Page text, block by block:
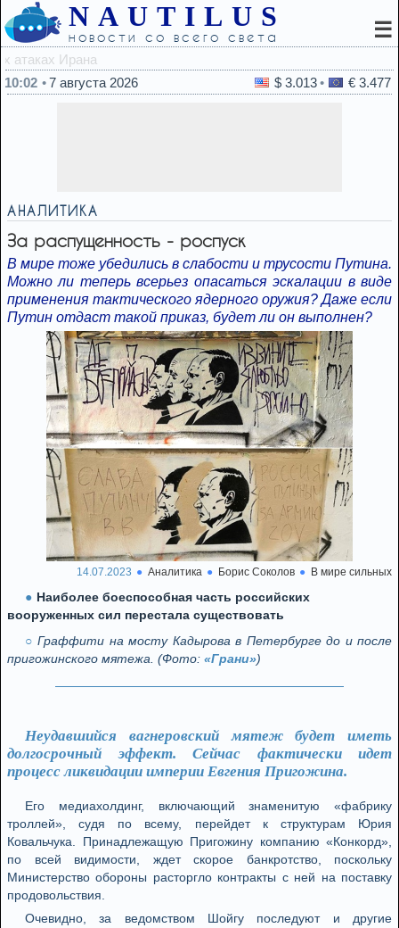
NAUTILUS
новости со всего света ☰
10:02
7 августа 2026 $ 3.013 € 3.477
АНАЛИТИКА
За распущенность - роспуск
В мире тоже убедились в слабости и трусости Путина.
Можно ли теперь всерьез опасаться эскалации в виде
применения тактического ядерного оружия? Даже если
Путин отдаст такой приказ, будет ли он выполнен?
14.07.2023 Аналитика Борис Соколов В мире сильных
Наиболее боеспособная часть российских
вооруженных сил перестала существовать
Граффити на мосту Кадырова в Петербурге до и после
пригожинского мятежа. (Фото: «Грани»)
Неудавшийся вагнеровский мятеж будет иметь
долгосрочный эффект. Сейчас фактически идет
процесс ликвидации империи Евгения Пригожина.
Его медиахолдинг, включающий знаменитую «фабрику
троллей», судя по всему, перейдет к структурам Юрия
Ковальчука. Принадлежащую Пригожину компанию «Конкорд»,
по всей видимости, ждет скорое банкротство, поскольку
Министерство обороны расторгло контракты с ней на поставку
продовольствия.
Очевидно, за ведомством Шойгу последуют и другие